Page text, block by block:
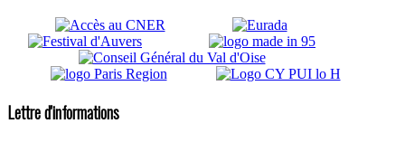
Lettre d'informations